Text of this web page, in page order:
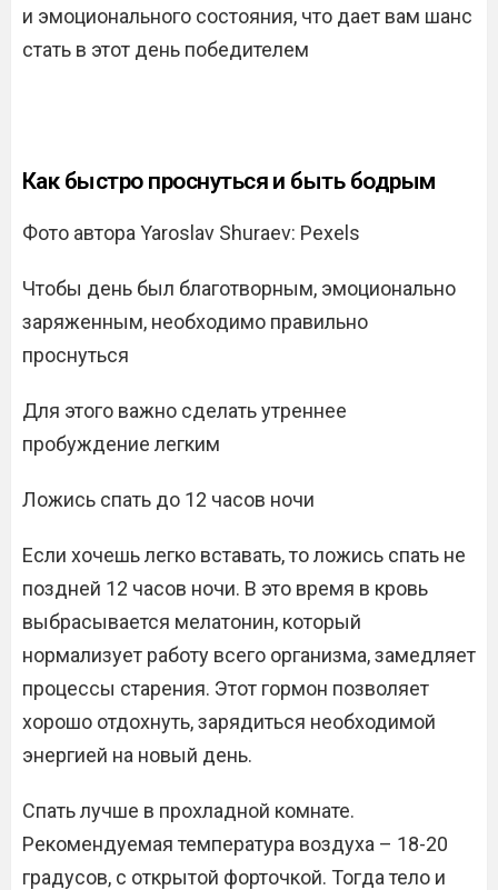
и эмоционального состояния, что дает вам шанс
стать в этот день победителем
Как быстро проснуться и быть бодрым
Фото автора Yaroslav Shuraev: Pexels
Чтобы день был благотворным, эмоционально
заряженным, необходимо правильно
проснуться
Для этого важно сделать утреннее
пробуждение легким
Ложись спать до 12 часов ночи
Если хочешь легко вставать, то ложись спать не
поздней 12 часов ночи. В это время в кровь
выбрасывается мелатонин, который
нормализует работу всего организма, замедляет
процессы старения. Этот гормон позволяет
хорошо отдохнуть, зарядиться необходимой
энергией на новый день.
Спать лучше в прохладной комнате.
Рекомендуемая температура воздуха – 18-20
градусов, с открытой форточкой. Тогда тело и